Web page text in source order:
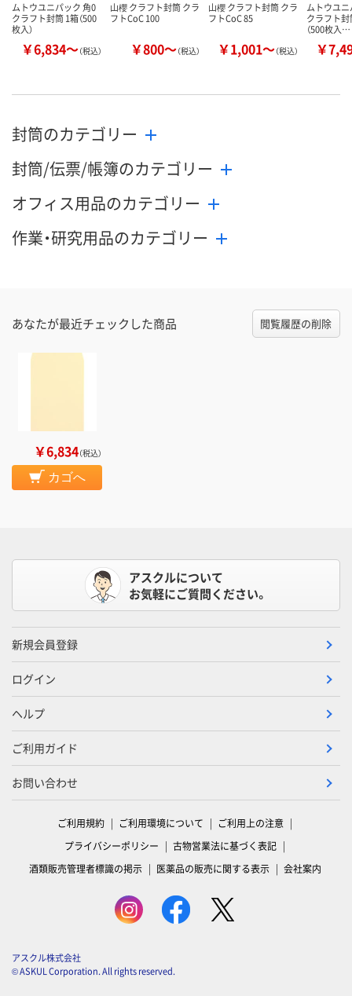
ムトウユニパック 角0
クラフト封筒 1箱（500
枚入）
￥6,834～（税込）
山櫻 クラフト封筒 クラ
フトCoC 100
￥800～（税込）
山櫻 クラフト封筒 クラ
フトCoC 85
￥1,001～（税込）
ムトウユ
クラフト封
（500枚入…
￥
封筒のカテゴリー
封筒/伝票/帳簿のカテゴリー
オフィス用品のカテゴリー
作業・研究用品のカテゴリー
あなたが最近チェックした商品 閲覧履歴の削除
￥6,834（税込）
カゴへ
アスクルについて
お気軽にご質問ください。
新規会員登録
ログイン
ヘルプ
ご利用ガイド
お問い合わせ
ご利用規約 ご利用環境について
ご利用上の注意
プライバシーポリシー
古物営業法に基づく表記
酒類販売管理者標識の掲示
医薬品の販売に関する表示 会社案内
アスクル株式会社
© ASKUL Corporation. All rights reserved.